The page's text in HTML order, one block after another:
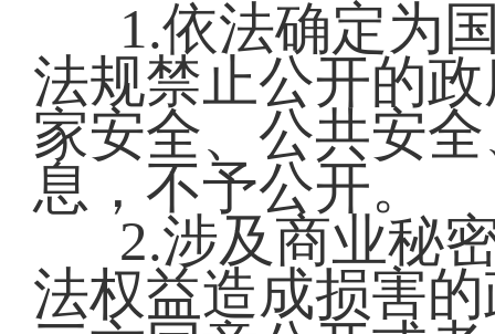
1.依法确定为
法规禁止公开的
家安全、公共安
息，不予公开。
2.涉及商业秘
法权益造成损害